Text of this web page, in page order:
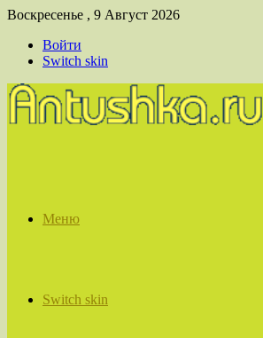
Воскресенье , 9 Август 2026
Войти
Switch skin
Меню
Switch skin